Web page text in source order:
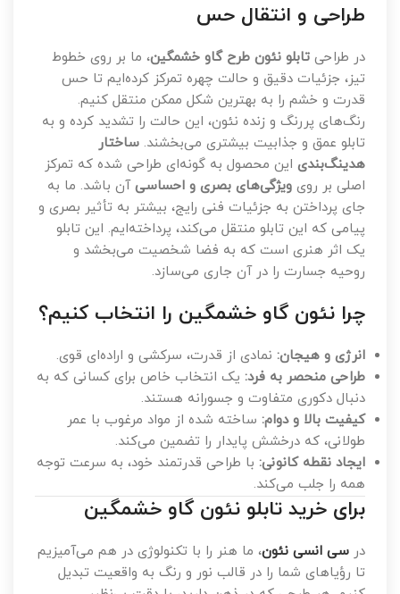
طراحی و انتقال حس
در طراحی تابلو نئون طرح گاو خشمگین، ما بر روی خطوط
تیز، جزئیات دقیق و حالت چهره تمرکز کرده‌ایم تا حس
قدرت و خشم را به بهترین شکل ممکن منتقل کنیم.
رنگ‌های پررنگ و زنده نئون، این حالت را تشدید کرده و به
تابلو عمق و جذابیت بیشتری می‌بخشند. ساختار
هدینگ‌بندی این محصول به گونه‌ای طراحی شده که تمرکز
اصلی بر روی ویژگی‌های بصری و احساسیآن باشد. ما به
جای پرداختن به جزئیات فنی رایج، بیشتر به تأثیر بصری و
پیامی که این تابلو منتقل می‌کند، پرداخته‌ایم. این تابلو
یک اثر هنری است که به فضا شخصیت می‌بخشد و
روحیه جسارت را در آن جاری می‌سازد.
چرا نئون گاو خشمگین را انتخاب کنیم؟
انرژی و هیجان: نمادی از قدرت، سرکشی و اراده‌ای قوی.
طراحی منحصر به فرد: یک انتخاب خاص برای کسانی که به
دنبال دکوری متفاوت و جسورانه هستند.
کیفیت بالا و دوام: ساخته شده از مواد مرغوب با عمر
طولانی، که درخشش پایدار را تضمین می‌کند.
ایجاد نقطه کانونی: با طراحی قدرتمند خود، به سرعت توجه
همه را جلب می‌کند.
برای خرید تابلو نئون گاو خشمگین
در سی انسی نئون، ما هنر را با تکنولوژی در هم می‌آمیزیم
تا رؤیاهای شما را در قالب نور و رنگ به واقعیت تبدیل